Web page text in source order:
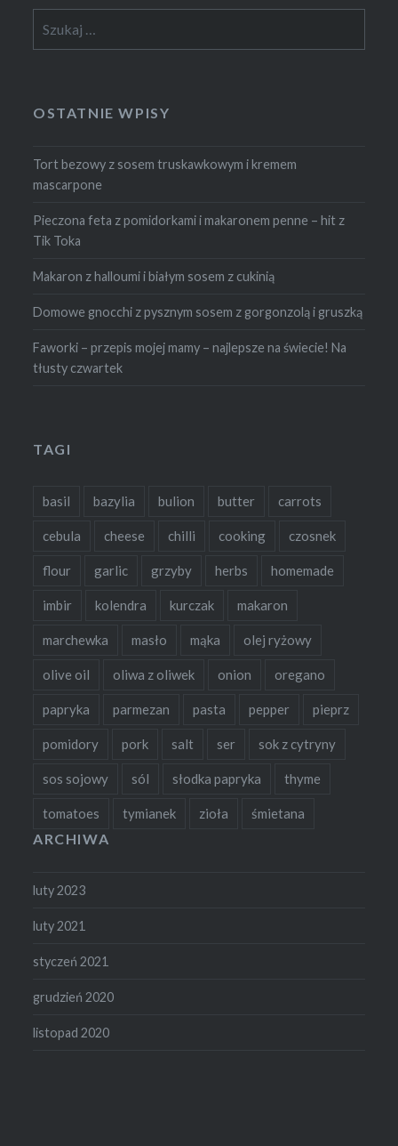
OSTATNIE WPISY
Tort bezowy z sosem truskawkowym i kremem
mascarpone
Pieczona feta z pomidorkami i makaronem penne – hit z
Tik Toka
Makaron z halloumi i białym sosem z cukinią
Domowe gnocchi z pysznym sosem z gorgonzolą i gruszką
Faworki – przepis mojej mamy – najlepsze na świecie! Na
tłusty czwartek
TAGI
basil bazylia bulion butter carrots
cebula cheese chilli cooking czosnek
flour garlic grzyby herbs homemade
imbir kolendra kurczak makaron
marchewka masło mąka olej ryżowy
olive oil oliwa z oliwek onion oregano
papryka parmezan pasta pepper pieprz
pomidory pork salt ser sok z cytryny
sos sojowy sól słodka papryka thyme
tomatoes tymianek zioła śmietana
ARCHIWA
luty 2023
luty 2021
styczeń 2021
grudzień 2020
listopad 2020